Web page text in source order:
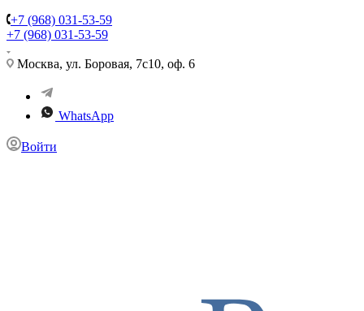
+7 (968) 031-53-59
+7 (968) 031-53-59
Москва, ул. Боровая, 7с10, оф. 6
WhatsApp
Войти